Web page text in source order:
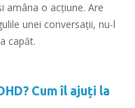
amâna o acțiune. Are
unei conversații, nu-l
capăt.
Cum îl ajuți la